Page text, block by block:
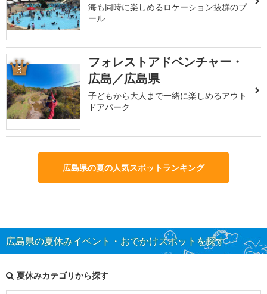
海も同時に楽しめるロケーション抜群のプ
ール
3
フォレストアドベンチャー・
広島／広島県
子どもから大人まで一緒に楽しめるアウト
ドアパーク
広島県の夏の人気スポットランキング
広島県の夏休みイベント・おでかけスポットを探す
夏休みカテゴリから探す